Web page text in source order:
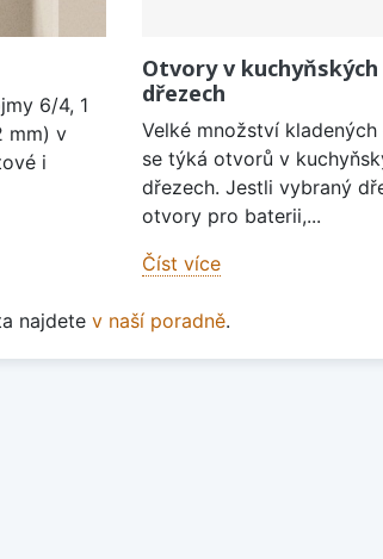
6/4, 1
mm) v
i
Otvory v kuchyňských
dřezech
Velké množství
se týká otvorů v
dřezech. Jestli vybraný
otvory pro baterii,...
Číst více
najdete v naší poradně.